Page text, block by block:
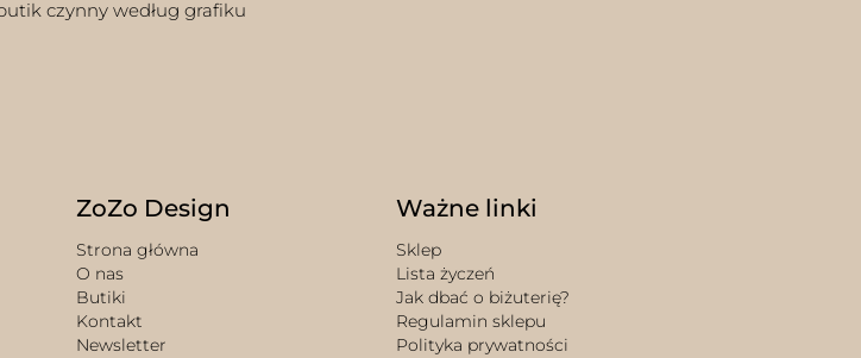
czynny według grafiku
ZoZo Design
Strona główna
O nas
Butiki
Kontakt
Newsletter
Ważne linki
Sklep
Lista życzeń
Jak dbać o biżuterię?
Regulamin sklepu
Polityka prywatności